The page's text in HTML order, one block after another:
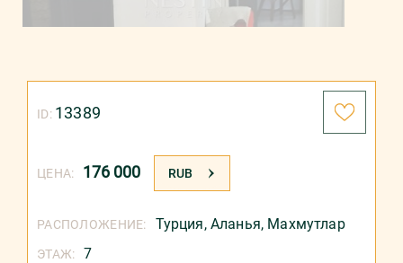
ЦЕНА: 176 000 RUB
ID: 13389
РАСПОЛОЖЕНИЕ: Турция, Аланья, Махмутлар
ЭТАЖ: 7